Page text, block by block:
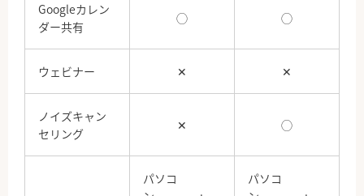
Googleカレン
ダー共有
◯ ◯
ウェビナー ✕ ✕
ノイズキャン
セリング
✕ ◯
パソコ
パソコ